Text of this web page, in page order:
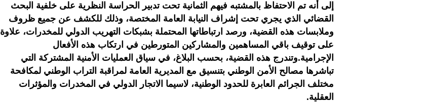
إلى أنه تم الاحتفاظ بالمشتبه فيهم الثمانية تحت تدبير الحراسة النظرية على خلفية البحث
القضائي الذي يجري تحت إشراف النيابة العامة المختصة، وذلك للكشف عن جميع ظروف
وملابسات هذه القضية، ورصد ارتباطاتها المحتملة بشبكات التهريب الدولي للمخدرات، علاوة
على توقيف باقي المساهمين والمشاركين المتورطين في ارتكاب هذه الأفعال
الإجرامية.وتندرج هذه القضية، بحسب البلاغ، في سياق العمليات الأمنية المشتركة التي
تباشرها مصالح الأمن الوطني بتنسيق مع المديرية العامة لمراقبة التراب الوطني لمكافحة
مختلف الجرائم العابرة للحدود الوطنية، لاسيما الاتجار الدولي في المخدرات والمؤثرات
العقلية.